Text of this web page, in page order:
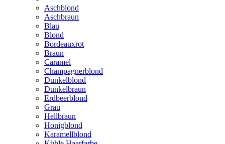
Aschblond
Aschbraun
Blau
Blond
Bordeauxrot
Braun
Caramel
Champagnerblond
Dunkelblond
Dunkelbraun
Erdbeerblond
Grau
Hellbraun
Honigblond
Karamellblond